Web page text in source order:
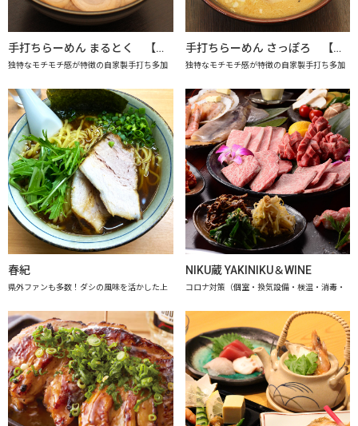
手打ちらーめん まるとく 【上越市地産地消推進の店認定店】
独特なモチモチ感が特徴の自家製手打ち多加
手打ちらーめん さっぽろ 【上越市地産地消推進の店認定店】
独特なモチモチ感が特徴の自家製手打ち多加
春紀
県外ファンも多数！ダシの風味を活かした上
NIKU蔵 YAKINIKU＆WINE
コロナ対策（個室・換気設備・検温・消毒・